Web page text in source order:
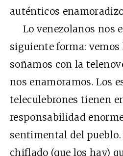
auténticos
Lo venezolanos nos
siguiente forma: vemos
soñamos con la
nos enamoramos. Los
teleculebrones tienen
responsabilidad
sentimental del
chiflado (que los hay)